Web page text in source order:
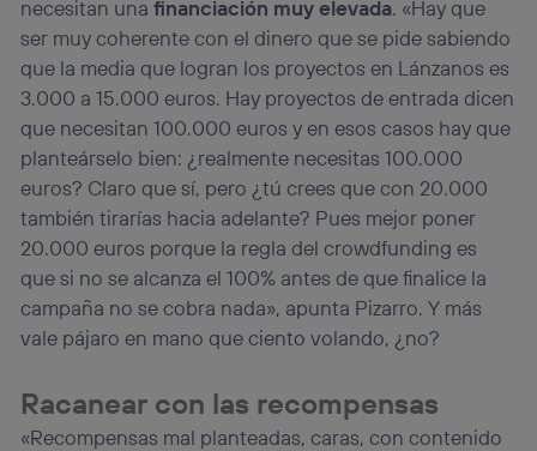
necesitan unafinanciación muy elevada. «Hay que
ser muy coherente con el dinero que se pide sabiendo
que la media que logran los proyectos en Lánzanos es
3.000 a 15.000 euros. Hay proyectos de entrada dicen
que necesitan 100.000 euros y en esos casos hay que
planteárselo bien: ¿realmente necesitas 100.000
euros? Claro que sí, pero ¿tú crees que con 20.000
también tirarías hacia adelante? Pues mejor poner
20.000 euros porque la regla del crowdfunding es
que si no se alcanza el 100% antes de que finalice la
campaña no se cobra nada», apunta Pizarro. Y más
vale pájaro en mano que ciento volando, ¿no?
Racanear con las recompensas
«Recompensas mal planteadas, caras, con contenido